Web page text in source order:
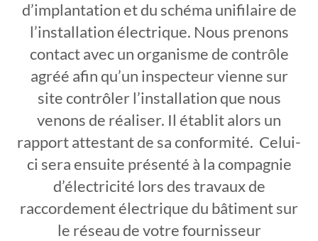
d’implantation et du schéma unifilaire de
l’installation électrique. Nous prenons
contact avec un organisme de contrôle
agréé afin qu’un inspecteur vienne sur
site contrôler l’installation que nous
venons de réaliser. Il établit alors un
rapport attestant de sa conformité. Celui-
ci sera ensuite présenté à la compagnie
d’électricité lors des travaux de
raccordement électrique du bâtiment sur
le réseau de votre fournisseur